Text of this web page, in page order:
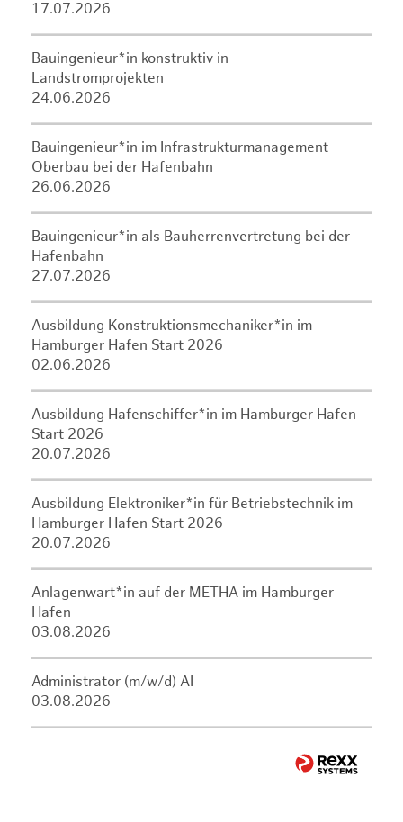
17.07.2026
Bauingenieur*in konstruktiv in
Landstromprojekten
24.06.2026
Bauingenieur*in im Infrastrukturmanagement
Oberbau bei der Hafenbahn
26.06.2026
Bauingenieur*in als Bauherrenvertretung bei der
Hafenbahn
27.07.2026
Ausbildung Konstruktionsmechaniker*in im
Hamburger Hafen Start 2026
02.06.2026
Ausbildung Hafenschiffer*in im Hamburger Hafen
Start 2026
20.07.2026
Ausbildung Elektroniker*in für Betriebstechnik im
Hamburger Hafen Start 2026
20.07.2026
Anlagenwart*in auf der METHA im Hamburger
Hafen
03.08.2026
Administrator (m/w/d) AI
03.08.2026